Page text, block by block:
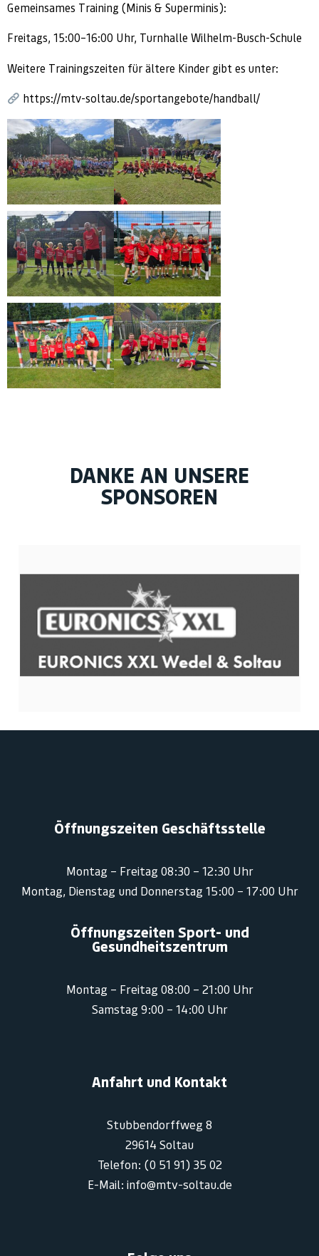
Gemeinsames Training (Minis & Superminis):
Freitags, 15:00–16:00 Uhr, Turnhalle Wilhelm-Busch-Schule
Weitere Trainingszeiten für ältere Kinder gibt es unter:
https://mtv-soltau.de/sportangebote/handball/
DANKE AN UNSERE
SPONSOREN
Öffnungszeiten Geschäftsstelle
Montag – Freitag 08:30 – 12:30 Uhr
Montag, Dienstag und Donnerstag 15:00 – 17:00 Uhr
Öffnungszeiten Sport- und
Gesundheitszentrum
Montag – Freitag 08:00 – 21:00 Uhr
Samstag 9:00 – 14:00 Uhr
Anfahrt und Kontakt
Stubbendorffweg 8
29614 Soltau
Telefon: (0 51 91) 35 02
E-Mail: info@mtv-soltau.de